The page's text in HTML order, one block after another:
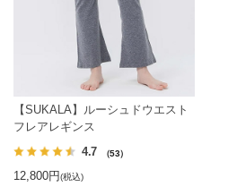
【SUKALA】ルーシュドウエスト
フレアレギンス
4.7 （53）
12,800円(税込)